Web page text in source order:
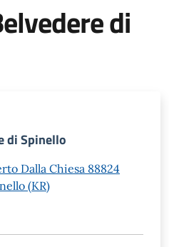
di
di Spinello
Dalla Chiesa 88824
(KR)